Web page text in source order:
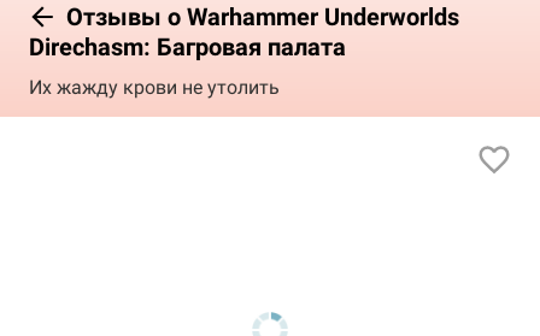
Отзывы о Warhammer Underworlds
Direchasm: Багровая палата
Их жажду крови не утолить